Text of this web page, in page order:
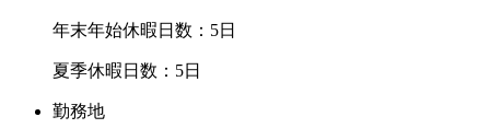
年末年始休暇日数：5日
夏季休暇日数：5日
勤務地